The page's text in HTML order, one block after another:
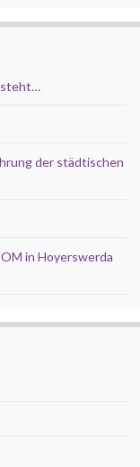
steht…
der städtischen
in Hoyerswerda